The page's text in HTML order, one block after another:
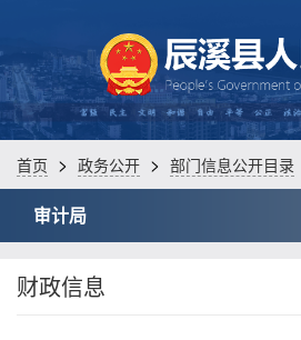
首页 > 政务公开 > 部门信息公开目录
审计局
财政信息